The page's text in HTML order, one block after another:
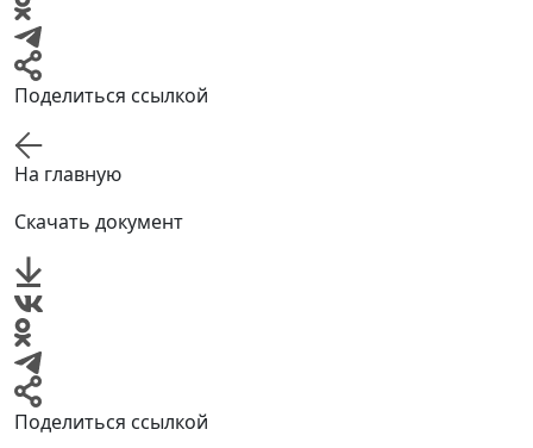
Поделиться ссылкой
На главную
Скачать документ
Поделиться ссылкой